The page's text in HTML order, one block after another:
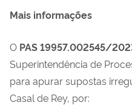
Mais informações
O PAS 19957.002545/
Superintendência de
para apurar supostas
Casal de Rey, por: